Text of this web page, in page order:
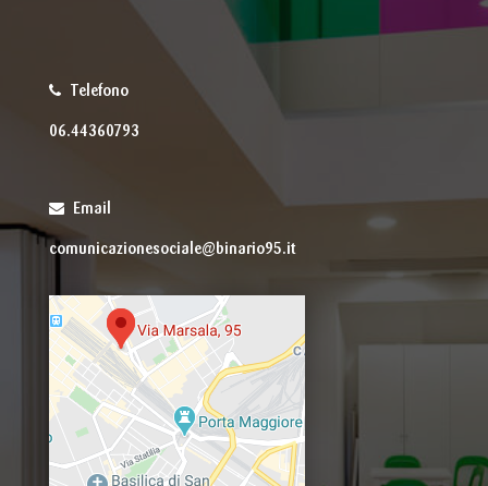
Telefono
06.44360793
Email
comunicazionesociale@binario95.it